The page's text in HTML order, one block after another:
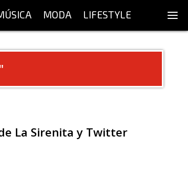
MODA LIFESTYLE
La Sirenita y Twitter